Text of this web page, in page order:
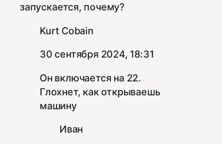
запускается, почему?
Kurt Cobain
30 сентября 2024, 18:31
Он включается на 22.
Глохнет, как открываешь
машину
Иван